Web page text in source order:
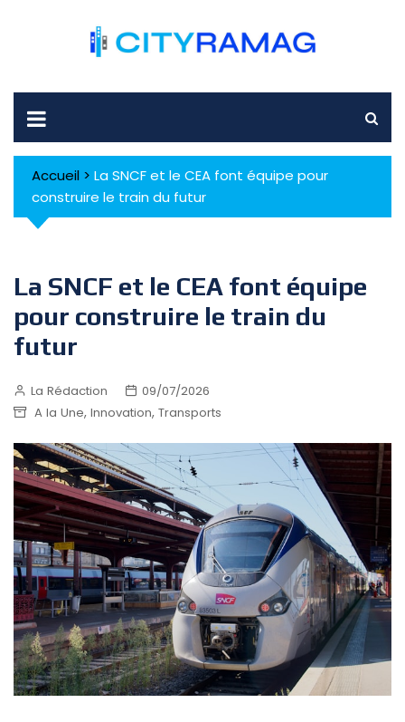
Accueil > La SNCF et le CEA font équipe pour
construire le train du futur
La SNCF et le CEA font équipe
pour construire le train du
futur
La Rédaction
09/07/2026
A la Une, Innovation, Transports